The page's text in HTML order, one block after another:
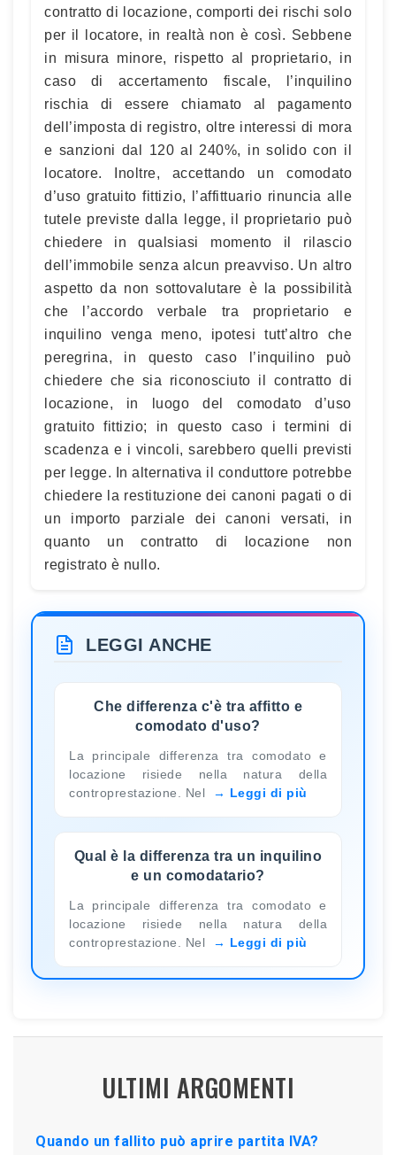
contratto di locazione, comporti dei rischi solo
per il locatore, in realtà non è così. Sebbene
in misura minore, rispetto al proprietario, in
caso di accertamento fiscale, l’inquilino
rischia di essere chiamato al pagamento
dell’imposta di registro, oltre interessi di mora
e sanzioni dal 120 al 240%, in solido con il
locatore. Inoltre, accettando un comodato
d’uso gratuito fittizio, l’affittuario rinuncia alle
tutele previste dalla legge, il proprietario può
chiedere in qualsiasi momento il rilascio
dell’immobile senza alcun preavviso. Un altro
aspetto da non sottovalutare è la possibilità
che l’accordo verbale tra proprietario e
inquilino venga meno, ipotesi tutt’altro che
peregrina, in questo caso l’inquilino può
chiedere che sia riconosciuto il contratto di
locazione, in luogo del comodato d’uso
gratuito fittizio; in questo caso i termini di
scadenza e i vincoli, sarebbero quelli previsti
per legge. In alternativa il conduttore potrebbe
chiedere la restituzione dei canoni pagati o di
un importo parziale dei canoni versati, in
quanto un contratto di locazione non
registrato è nullo.
LEGGI ANCHE
Che differenza c'è tra affitto e
comodato d'uso?
La principale differenza tra comodato e
locazione risiede nella natura della
controprestazione. Nel
Leggi di più
Qual è la differenza tra un inquilino
e un comodatario?
La principale differenza tra comodato e
locazione risiede nella natura della
controprestazione. Nel
Leggi di più
ULTIMI ARGOMENTI
Quando un fallito può aprire partita IVA?